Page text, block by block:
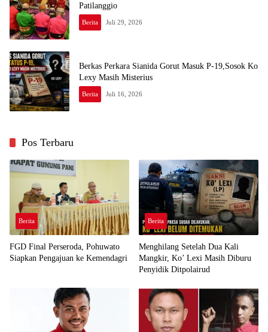
Patilanggio
Berita Juli 29, 2026
Berkas Perkara Sianida Gorut Masuk P-19,Sosok Ko
Lexy Masih Misterius
Berita Juli 16, 2026
Pos Terbaru
Berita
FGD Final Perseroda, Pohuwato
Siapkan Pengajuan ke Kemendagri
Berita
Menghilang Setelah Dua Kali
Mangkir, Ko’ Lexi Masih Diburu
Penyidik Ditpolairud